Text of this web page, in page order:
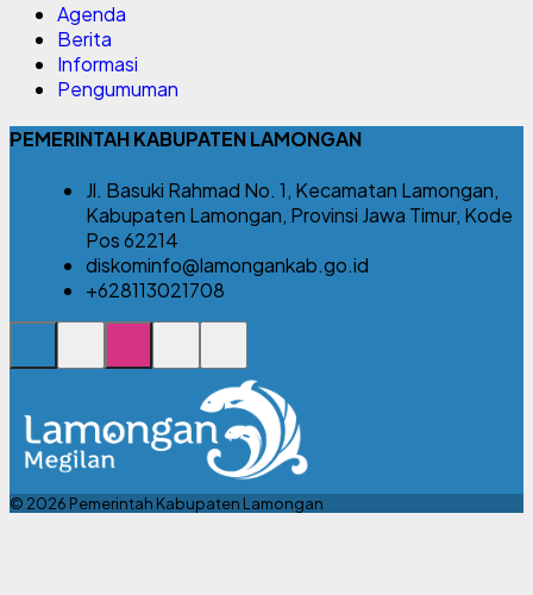
Agenda
Berita
Informasi
Pengumuman
PEMERINTAH KABUPATEN LAMONGAN
Jl. Basuki Rahmad No. 1, Kecamatan Lamongan,
Kabupaten Lamongan, Provinsi Jawa Timur, Kode
Pos 62214
diskominfo@lamongankab.go.id
+628113021708
© 2026 Pemerintah Kabupaten Lamongan